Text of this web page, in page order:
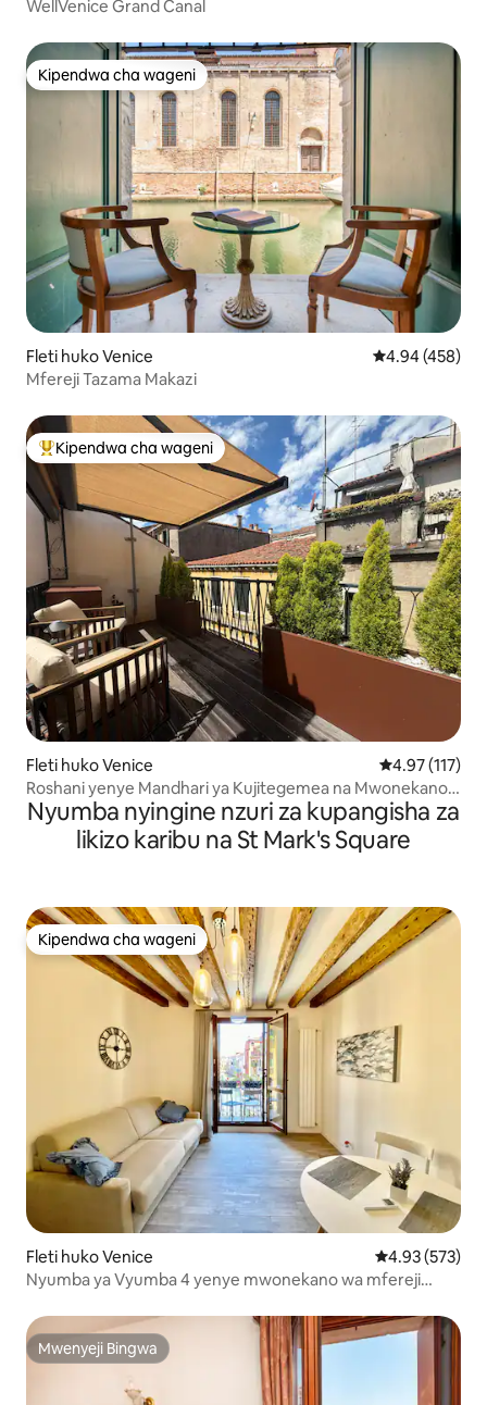
WellVenice Grand Canal
Kipendwa cha wageni
Kipendwa cha wageni
Fleti huko Venice Ukadiriaji wa
4.94 (458)
Mfereji Tazama Makazi
Kipendwa maarufu cha wageni
Kipendwa cha wageni
Fleti huko Venice Ukadiriaji wa
4.97 (117)
Roshani yenye Mandhari ya Kujitegemea na Mwonekano
wa Mfereji
Nyumba nyingine nzuri za kupangisha za
likizo karibu na St Mark's Square
Kipendwa cha wageni
Kipendwa cha wageni
Fleti huko Venice Ukadiriaji wa
4.93 (573)
Nyumba ya Vyumba 4 yenye mwonekano wa mfereji
Mwenyeji Bingwa
Mwenyeji Bingwa